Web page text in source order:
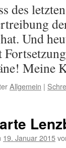
des
Und
Meine
Allgemein |
19. Januar 2015